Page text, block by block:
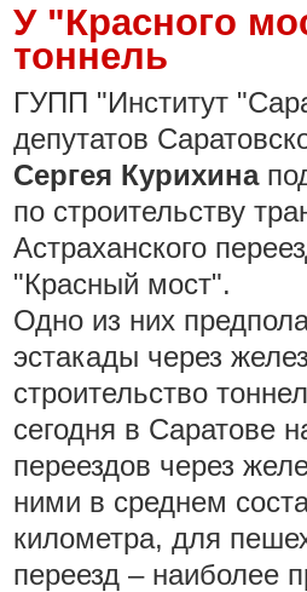
У "Красного
тоннель
ГУПП "Институт
депутатов
Сергея Курихина
по строительству
Астраханского
"Красный мост".
Одно из них
эстакады через
строительство
сегодня в Саратове
переездов через
ними в среднем
километра, для
переезд – наиболее